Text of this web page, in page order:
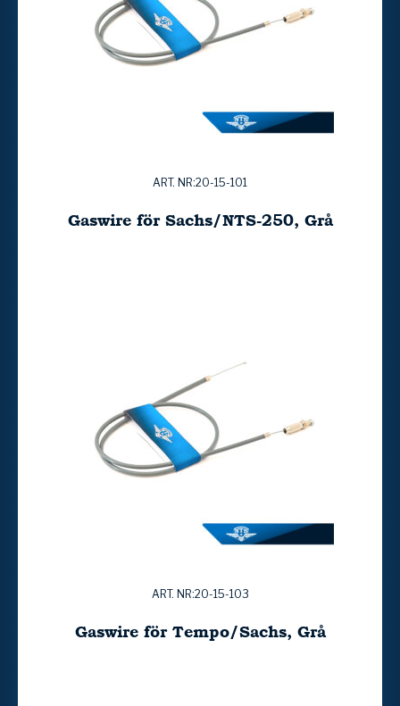
ART. NR:20-15-101
Gaswire för Sachs/NTS-250, Grå
ART. NR:20-15-103
Gaswire för Tempo/Sachs, Grå